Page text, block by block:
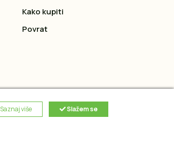
Kako kupiti
Povrat
Saznaj više Slažem se